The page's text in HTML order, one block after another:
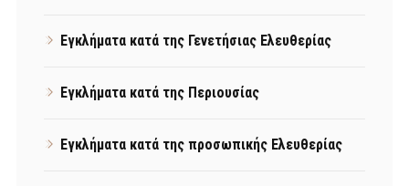
Εγκλήματα κατά της Γενετήσιας Ελευθερίας
Εγκλήματα κατά της Περιουσίας
Εγκλήματα κατά της προσωπικής Ελευθερίας